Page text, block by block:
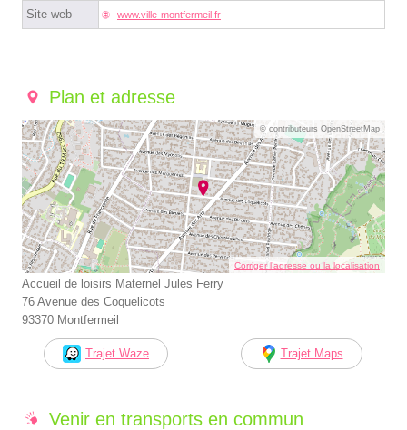
Site web www.ville-montfermeil.fr
Plan et adresse
© contributeurs OpenStreetMap
Corriger l’adresse ou la localisation
Accueil de loisirs Maternel Jules Ferry
76 Avenue des Coquelicots
93370 Montfermeil
Trajet Waze Trajet Maps
Venir en transports en commun